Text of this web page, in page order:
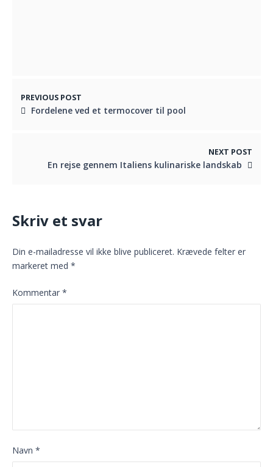
PREVIOUS POST
Fordelene ved et termocover til pool
NEXT POST
En rejse gennem Italiens kulinariske landskab
Skriv et svar
Din e-mailadresse vil ikke blive publiceret. Krævede felter er
markeret med *
Kommentar *
Navn *